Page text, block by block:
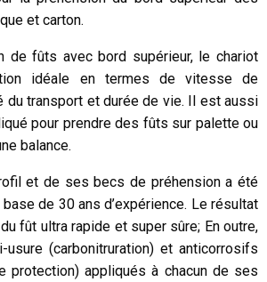
et carton.
de fûts avec bord supérieur, le chariot
idéale en termes de vitesse de
du transport et durée de vie. Il est aussi
pour prendre des fûts sur palette ou
balance.
et de ses becs de préhension a été
de 30 ans d’expérience. Le résultat
fût ultra rapide et super sûre; En outre,
usure (carbonitruration) et anticorrosifs
protection) appliqués à chacun de ses